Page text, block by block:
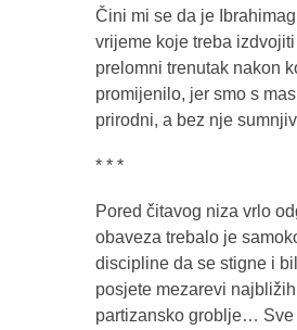
Čini mi se da je
vrijeme koje treba
prelomni trenutak nakon
promijenilo, jer smo s
prirodni, a bez nje
* * *
Pored čitavog niza vrlo
obaveza trebalo je
discipline da se stigne i
posjete mezarevi
partizansko groblje… Sve